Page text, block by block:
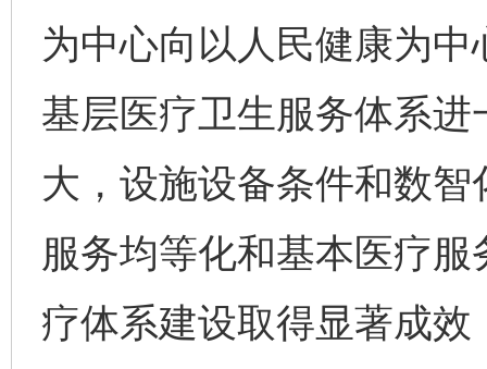
为中心向以人民健康为
基层医疗卫生服务体系
大，设施设备条件和数
服务均等化和基本医疗
疗体系建设取得显著成